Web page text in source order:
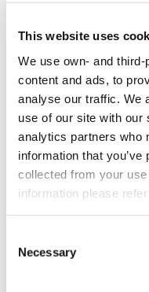
This website uses
We use own- and
content and ads, to
analyse our traffic. We
use of our site with our
analytics partners who
information that you’ve
collected from your
information please
Selection
Necessary